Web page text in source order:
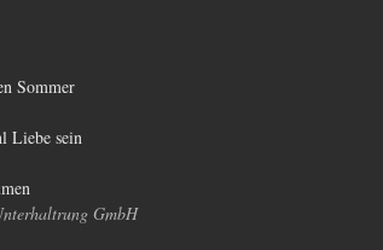
Sommer
Liebe sein
GmbH